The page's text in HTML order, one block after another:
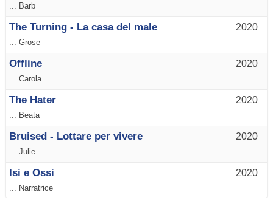
... Barb
2020
The Turning - La casa del male
... Grose
2020
Offline
... Carola
2020
The Hater
... Beata
2020
Bruised - Lottare per vivere
... Julie
2020
Isi e Ossi
... Narratrice